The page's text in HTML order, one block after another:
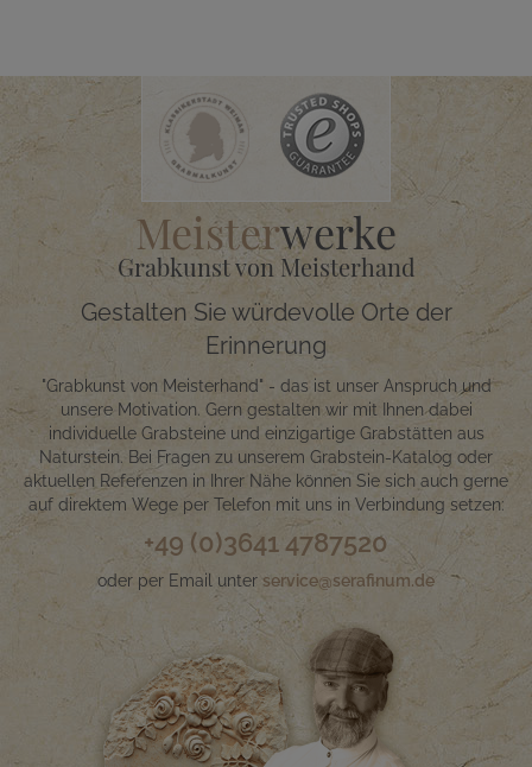
Meisterwerke
Grabkunst von Meisterhand
Gestalten Sie würdevolle Orte der
Erinnerung
"Grabkunst von Meisterhand" - das ist unser Anspruch und
unsere Motivation. Gern gestalten wir mit Ihnen dabei
individuelle Grabsteine und einzigartige Grabstätten aus
Naturstein. Bei Fragen zu unserem Grabstein-Katalog oder
aktuellen Referenzen in Ihrer Nähe können Sie sich auch gerne
auf direktem Wege per Telefon mit uns in Verbindung setzen:
+49 (0)3641 4787520
oder per Email unter service@serafinum.de